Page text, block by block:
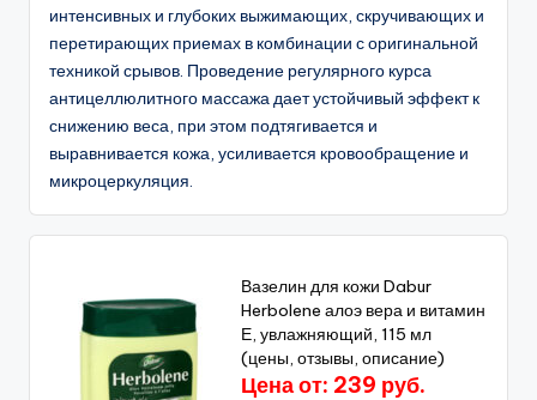
интенсивных и глубоких выжимающих, скручивающих и
перетирающих приемах в комбинации с оригинальной
техникой срывов. Проведение регулярного курса
антицеллюлитного массажа дает устойчивый эффект к
снижению веса, при этом подтягивается и
выравнивается кожа, усиливается кровообращение и
микроцеркуляция.
Вазелин для кожи Dabur
Herbolene алоэ вера и витамин
Е, увлажняющий, 115 мл
(цены, отзывы, описание)
Цена от: 239 руб.